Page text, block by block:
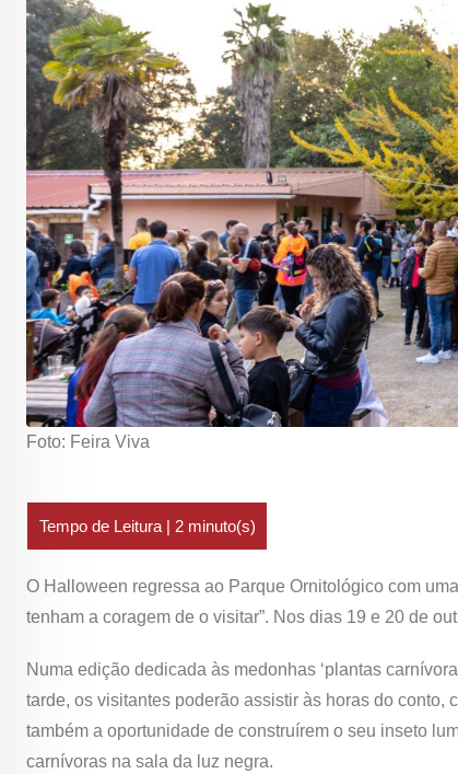
Foto: Feira Viva
O Halloween regressa ao Parque Ornitológico com
tenham a coragem de o visitar”. Nos dias 19 e 20 de
Numa edição dedicada às medonhas ‘plantas
tarde, os visitantes poderão assistir às horas do conto,
também a oportunidade de construírem o seu inseto
carnívoras na sala da luz negra.